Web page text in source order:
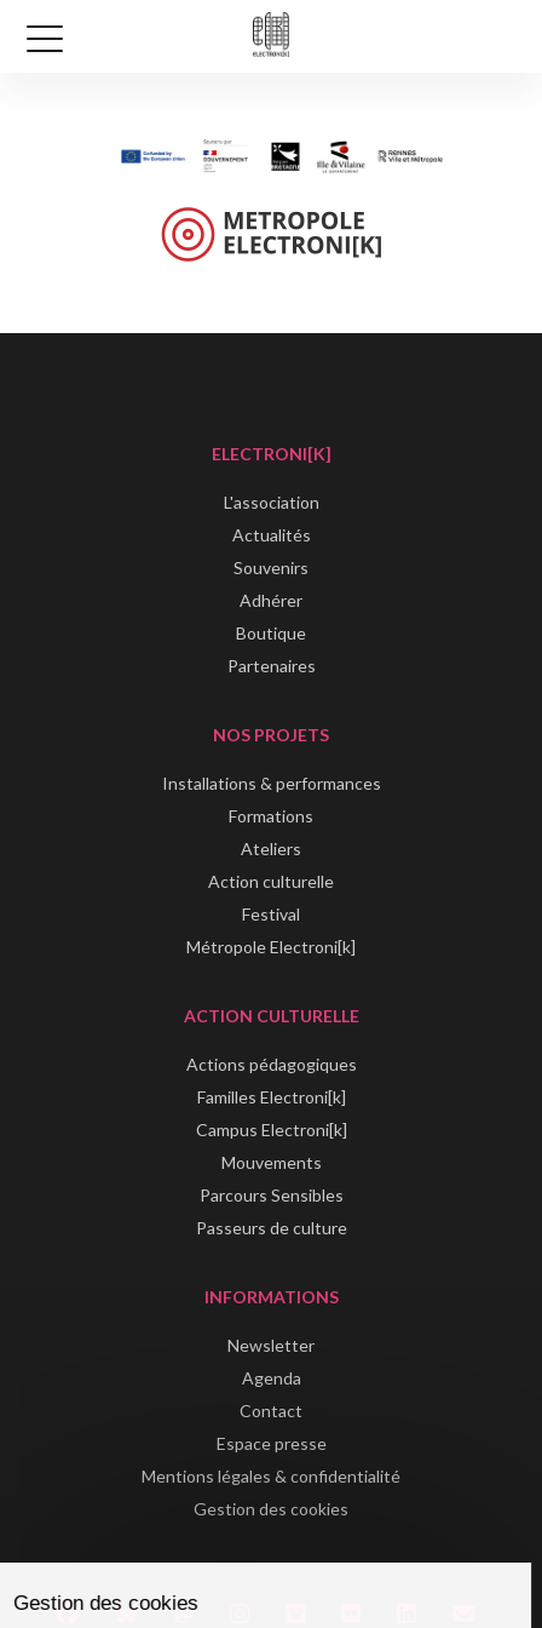
ELECTRONI[K]
L'association
Actualités
Souvenirs
Adhérer
Boutique
Partenaires
NOS PROJETS
Installations & performances
Formations
Ateliers
Action culturelle
Festival
Métropole Electroni[k]
ACTION CULTURELLE
Actions pédagogiques
Familles Electroni[k]
Campus Electroni[k]
Mouvements
Parcours Sensibles
Passeurs de culture
INFORMATIONS
Newsletter
Agenda
Contact
Espace presse
Mentions légales & confidentialité
Gestion des cookies
Gestion des cookies